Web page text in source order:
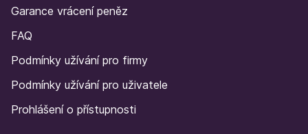
Garance vrácení peněz
FAQ
Podmínky užívání pro firmy
Podmínky užívání pro uživatele
Prohlášení o přístupnosti